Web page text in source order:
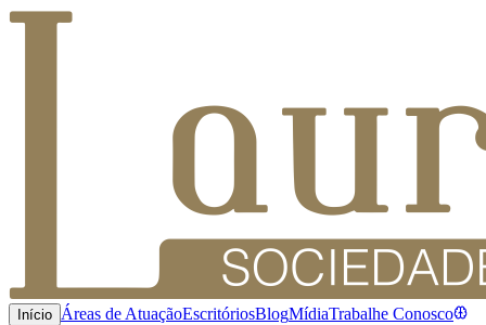
Início Áreas de AtuaçãoEscritóriosBlogMídiaTrabalhe Conosco